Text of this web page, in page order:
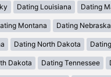
Dating Louisiana Dating
Montana Dating Nebraska
Dating North Dakota
Dakota Dating Tennessee